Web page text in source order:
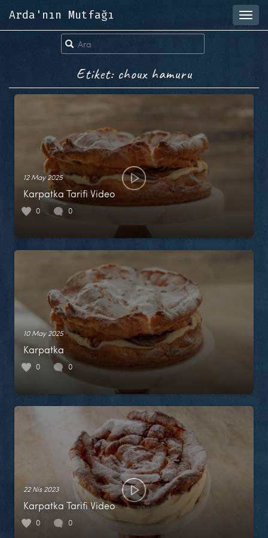
Arda'nın Mutfağı
Etiket: choux hamuru
12 May 2025
Karpatka Tarifi Video
0 0
10 May 2025
Karpatka
0 0
22 Nis 2023
Karpatka Tarifi Video
0 0